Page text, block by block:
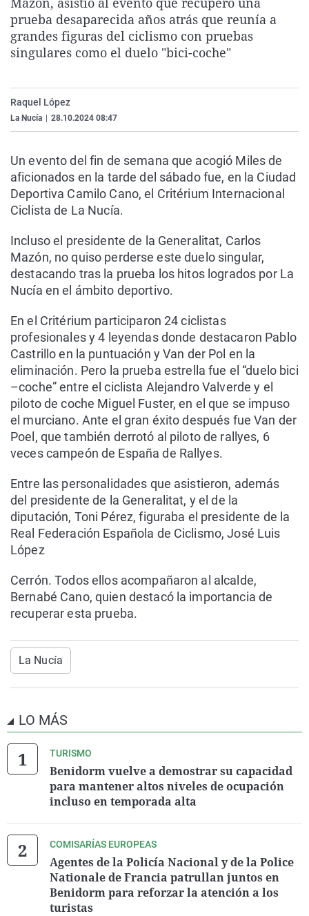
La rosa de los vientos
Gente viajera
Como el perro y el
Caso
Retornados
Equipo de
Extremadura
Galicia
La Rioja
Virales
Televisión
Elecciones
prueba desaparecida años atrás que reunía a
grandes figuras del ciclismo con pruebas
singulares como el duelo "bici-coche"
Raquel López
La Nucía 28.10.2024 08:47
Un evento del fin de semana que acogió Miles de
aficionados en la tarde del sábado fue, en la Ciudad
Deportiva Camilo Cano, el Critérium Internacional
Ciclista de La Nucía.
Incluso el presidente de la Generalitat, Carlos
Mazón, no quiso perderse este duelo singular,
destacando tras la prueba los hitos logrados por La
Nucía en el ámbito deportivo.
En el Critérium participaron 24 ciclistas
profesionales y 4 leyendas donde destacaron Pablo
Castrillo en la puntuación y Van der Pol en la
eliminación. Pero la prueba estrella fue el “duelo bici
–coche” entre el ciclista Alejandro Valverde y el
piloto de coche Miguel Fuster, en el que se impuso
el murciano. Ante el gran éxito después fue Van der
Poel, que también derrotó al piloto de rallyes, 6
veces campeón de España de Rallyes.
Entre las personalidades que asistieron, además
del presidente de la Generalitat, y el de la
diputación, Toni Pérez, figuraba el presidente de la
Real Federación Española de Ciclismo, José Luis
López
Cerrón. Todos ellos acompañaron al alcalde,
Bernabé Cano, quien destacó la importancia de
recuperar esta prueba.
La Nucía
LO MÁS
TURISMO
Benidorm vuelve a demostrar su capacidad
para mantener altos niveles de ocupación
incluso en temporada alta
COMISARÍAS EUROPEAS
Agentes de la Policía Nacional y de la Police
Nationale de Francia patrullan juntos en
Benidorm para reforzar la atención a los
turistas